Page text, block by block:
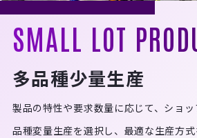
SMALL LOT
多品種少量生産
製品の特性や要求数量に応じて、ショ
品種変量生産を選択し、最適な生産方式